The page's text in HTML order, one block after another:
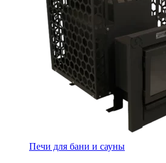
Печи для бани и сауны